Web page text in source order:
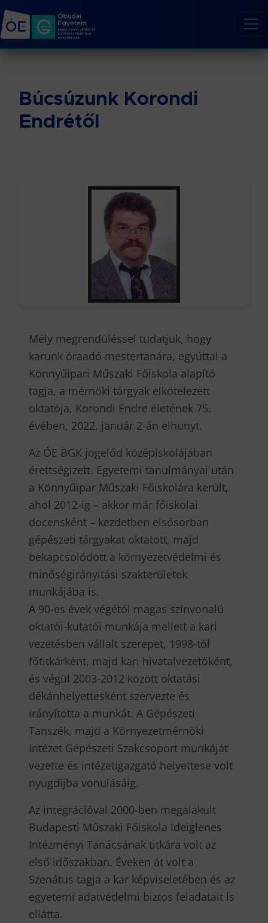
Búcsúzunk Korondi
Endrétől
Mély megrendüléssel tudatjuk, hogy
karunk óraadó mestertanára, egyúttal a
Könnyűipari Műszaki Főiskola alapító
tagja, a mérnöki tárgyak elkötelezett
oktatója, Korondi Endre életének 75.
évében, 2022. január 2-án elhunyt.
Az ÓE BGK jogelőd középiskolájában
érettségizett. Egyetemi tanulmányai után
a Könnyűipar Műszaki Főiskolára került,
ahol 2012-ig – akkor már főiskolai
docensként – kezdetben elsősorban
gépészeti tárgyakat oktatott, majd
bekapcsolódott a környezetvédelmi és
minőségirányítási szakterületek
munkájába is.
A 90-es évek végétől magas színvonalú
oktatói-kutatói munkája mellett a kari
vezetésben vállalt szerepet, 1998-tól
főtitkárként, majd kari hivatalvezetőként,
és végül 2003-2012 között oktatási
dékánhelyettesként szervezte és
irányította a munkát. A Gépészeti
Tanszék, majd a Környezetmérnöki
Intézet Gépészeti Szakcsoport munkáját
vezette és intézetigazgató helyettese volt
nyugdíjba vonulásáig.
Az integrációval 2000-ben megalakult
Budapesti Műszaki Főiskola Ideiglenes
Intézményi Tanácsának titkára volt az
első időszakban. Éveken át volt a
Szenátus tagja a kar képviseletében és az
egyetemi adatvédelmi biztos feladatait is
ellátta.